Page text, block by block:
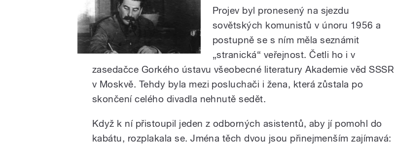
Projev byl pronesený na sjezdu
sovětských komunistů v únoru 1956 a
postupně se s ním měla seznámit
„stranická“ veřejnost. Četli ho i v
zasedačce Gorkého ústavu všeobecné literatury Akademie věd SSSR
v Moskvě. Tehdy byla mezi posluchači i žena, která zůstala po
skončení celého divadla nehnutě sedět.
Když k ní přistoupil jeden z odborných asistentů, aby jí pomohl do
kabátu, rozplakala se. Jména těch dvou jsou přinejmenším zajímavá: